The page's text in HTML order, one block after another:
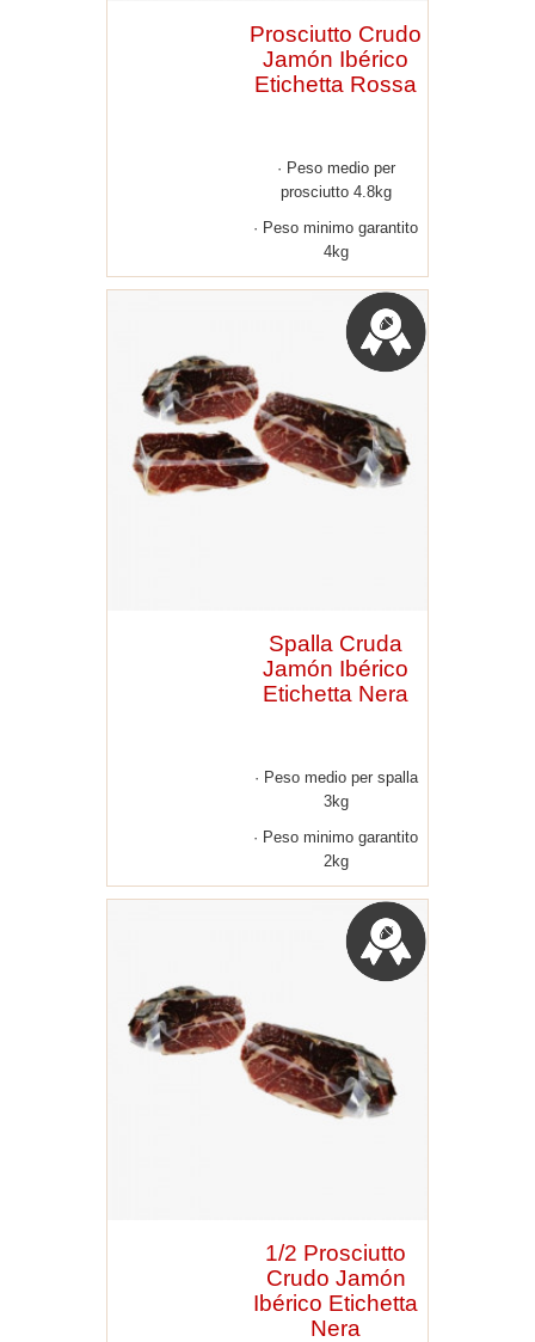
Prosciutto Crudo
Jamón Ibérico
Etichetta Rossa
Peso medio per
prosciutto 4.8kg
Peso minimo garantito
4kg
Spalla Cruda
Jamón Ibérico
Etichetta Nera
Peso medio per spalla
3kg
Peso minimo garantito
2kg
1/2 Prosciutto
Crudo Jamón
Ibérico Etichetta
Nera